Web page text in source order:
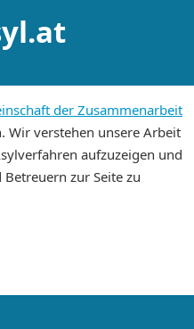
der Zusammenarbeit
Wir verstehen unsere Arbeit
aufzuzeigen und
zur Seite zu